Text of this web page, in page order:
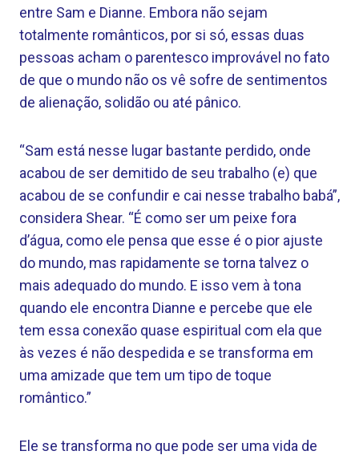
entre Sam e Dianne. Embora não sejam
totalmente românticos, por si só, essas duas
pessoas acham o parentesco improvável no fato
de que o mundo não os vê sofre de sentimentos
de alienação, solidão ou até pânico.
“Sam está nesse lugar bastante perdido, onde
acabou de ser demitido de seu trabalho (e) que
acabou de se confundir e cai nesse trabalho babá”,
considera Shear. “É como ser um peixe fora
d’água, como ele pensa que esse é o pior ajuste
do mundo, mas rapidamente se torna talvez o
mais adequado do mundo. E isso vem à tona
quando ele encontra Dianne e percebe que ele
tem essa conexão quase espiritual com ela que
às vezes é não despedida e se transforma em
uma amizade que tem um tipo de toque
romântico.”
Ele se transforma no que pode ser uma vida de